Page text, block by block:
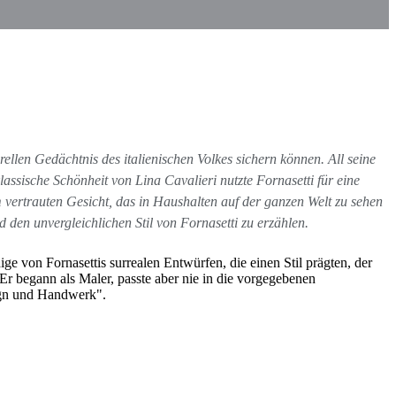
Gedächtnis des italienischen Volkes sichern können. All seine
Schönheit von Lina Cavalieri nutzte Fornasetti für eine
Gesicht, das in Haushalten auf der ganzen Welt zu sehen
unvergleichlichen Stil von Fornasetti zu erzählen.
von Fornasettis surrealen Entwürfen, die einen Stil prägten, der
begann als Maler, passte aber nie in die vorgegebenen
und Handwerk".